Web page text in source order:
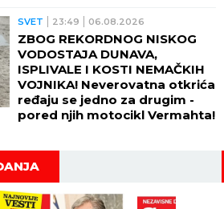
SVET 23:49 06.08.2026
ZBOG REKORDNOG NISKOG
VODOSTAJA DUNAVA,
ISPLIVALE I KOSTI NEMAČKIH
VOJNIKA! Neverovatna otkrića
ređaju se jedno za drugim -
pored njih motocikl Vermahta!